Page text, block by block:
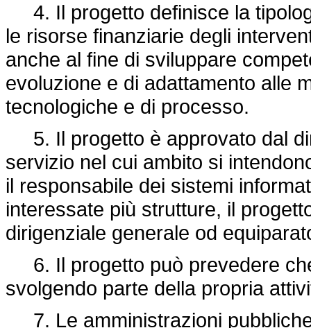
4. Il progetto definisce la
le risorse finanziarie degli
anche al fine di sviluppare
evoluzione e di adattamento alle
tecnologiche e di processo.
5. Il progetto è approvato dal
servizio nel cui ambito si
il responsabile dei sistemi
interessate più strutture, il
dirigenziale generale od
6. Il progetto può prevedere
svolgendo parte della propria
7. Le amministrazioni